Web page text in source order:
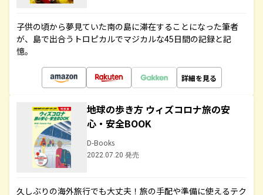
子供の頃から夢見ていた南の島に滞在することになった筆者
が、島で出合うトロピカルでマジカルな45日間の記録と記
憶。
詳細を見る
地球の歩き方 ウィズコロナ旅の安
心・安全BOOK
D-Books
2022.07.20 発売
久しぶりの海外旅行でも大丈夫！旅の手配や準備に使えるテク